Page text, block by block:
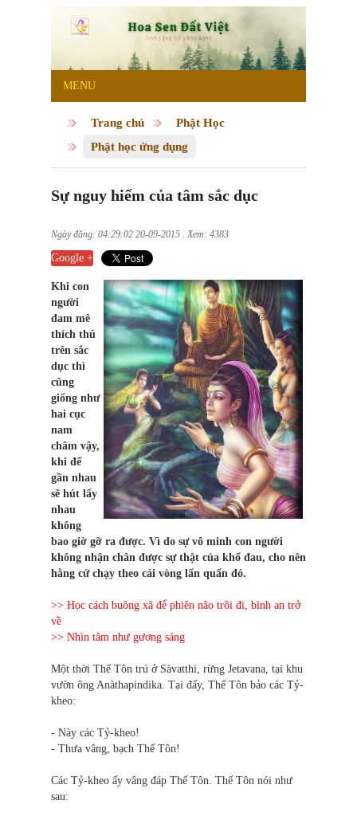
MENU
Trang chủ
Phật Học
Phật học ứng dụng
Sự nguy hiểm của tâm sắc dục
Ngày đăng: 04:29:02 20-09-2015 . Xem: 4383
Google +
Khi con
người
đam mê
thích thú
trên sắc
dục thì
cũng
giống như
hai cục
nam
châm vậy,
khi để
gần nhau
sẽ hút lấy
nhau
không
bao giờ gỡ ra được. Vì do sự vô minh con người
không nhận chân được sự thật của khổ đau, cho nên
hằng cứ chạy theo cái vòng lẩn quẩn đó.
>> Học cách buông xã để phiên não trôi đi, bình an trở
về
>> Nhìn tâm như gương sáng
Một thời Thế Tôn trú ở Sàvatthi, rừng Jetavana, tại khu
vườn ông Anàthapindika. Tại đấy, Thế Tôn bảo các Tỷ-
kheo:
- Này các Tỷ-kheo!
- Thưa vâng, bạch Thế Tôn!
Các Tỷ-kheo ấy vâng đáp Thế Tôn. Thế Tôn nói như
sau: